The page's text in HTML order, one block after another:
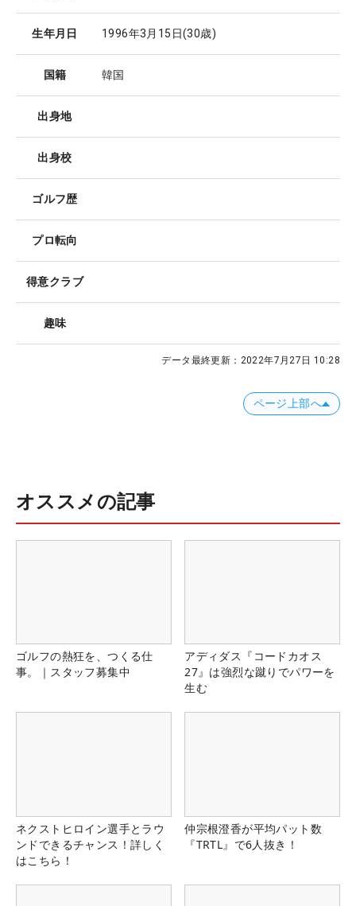
生年月日 1996年3月15日(30歳)
国籍 韓国
出身地
出身校
ゴルフ歴
プロ転向
得意クラブ
趣味
データ最終更新： 2022年7月27日 10:28
ページ上部へ
オススメの記事
ゴルフの熱狂を、つくる仕
事。｜スタッフ募集中
アディダス『コードカオス
27』は強烈な蹴りでパワーを
生む
ネクストヒロイン選手とラウ
ンドできるチャンス！詳しく
はこちら！
仲宗根澄香が平均パット数
『TRTL』で6人抜き！